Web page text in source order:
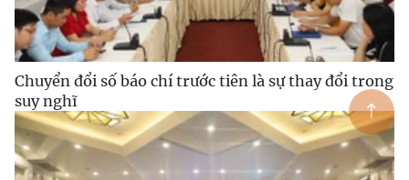
Chuyển đổi số báo chí trước tiên là sự thay đổi trong
suy nghĩ